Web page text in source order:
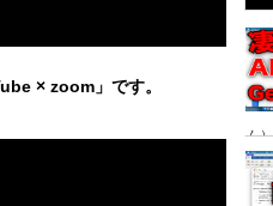
× zoom」です。
ム
る